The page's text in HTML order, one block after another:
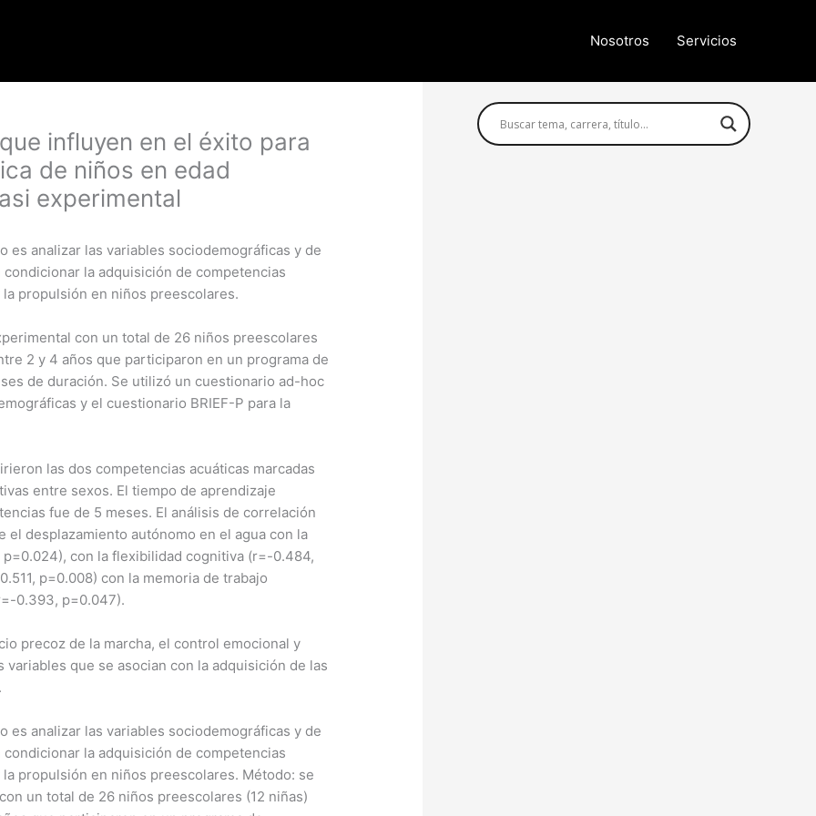
Nosotros Servicios
influyen en el éxito para
de niños en edad
experimental
es analizar las variables sociodemográficas y de
la adquisición de competencias
propulsión en niños preescolares.
con un total de 26 niños preescolares
2 y 4 años que participaron en un programa de
de duración. Se utilizó un cuestionario ad-hoc
y el cuestionario BRIEF-P para la
las dos competencias acuáticas marcadas
entre sexos. El tiempo de aprendizaje
fue de 5 meses. El análisis de correlación
desplazamiento autónomo en el agua con la
con la flexibilidad cognitiva (r=-0.484,
p=0.008) con la memoria de trabajo
0.393, p=0.047).
precoz de la marcha, el control emocional y
que se asocian con la adquisición de las
es analizar las variables sociodemográficas y de
la adquisición de competencias
propulsión en niños preescolares. Método: se
un total de 26 niños preescolares (12 niñas)